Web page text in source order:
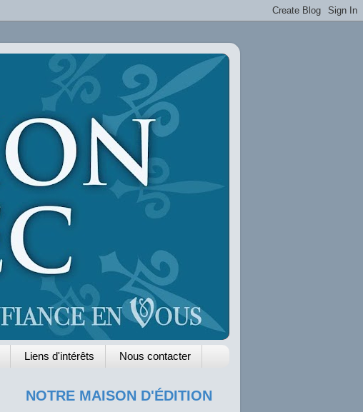
Liens d'intérêts Nous contacter
NOTRE MAISON D'ÉDITION